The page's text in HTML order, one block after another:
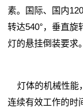
素。国际、国内
转达540°，垂直旋
灯的悬挂倒装要求。
灯体的机械性能
连续有效工作的时